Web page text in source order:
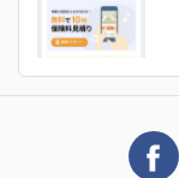
ご契約の流れと必
保険料の支払い方
生命保険料控除に
契約更新を迎える
ライフネット生